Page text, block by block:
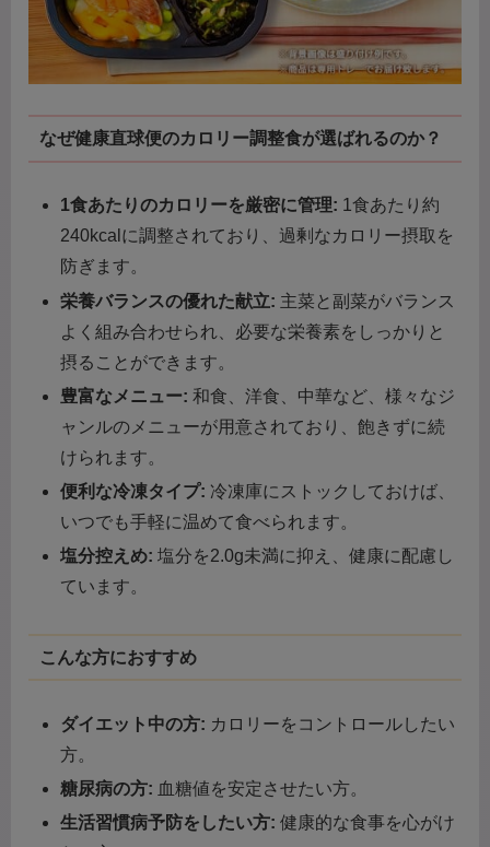
なぜ健康直球便のカロリー調整食が選ばれるのか？
1食あたりのカロリーを厳密に管理: 1食あたり約
240kcalに調整されており、過剰なカロリー摂取を
防ぎます。
栄養バランスの優れた献立: 主菜と副菜がバランス
よく組み合わせられ、必要な栄養素をしっかりと
摂ることができます。
豊富なメニュー: 和食、洋食、中華など、様々なジ
ャンルのメニューが用意されており、飽きずに続
けられます。
便利な冷凍タイプ: 冷凍庫にストックしておけば、
いつでも手軽に温めて食べられます。
塩分控えめ: 塩分を2.0g未満に抑え、健康に配慮し
ています。
こんな方におすすめ
ダイエット中の方: カロリーをコントロールしたい
方。
糖尿病の方: 血糖値を安定させたい方。
生活習慣病予防をしたい方: 健康的な食事を心がけ